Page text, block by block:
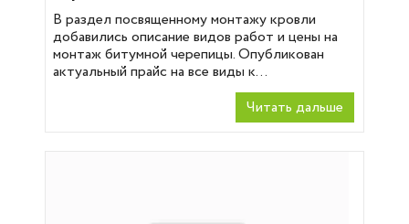
В раздел посвященному монтажу кровли
добавились описание видов работ и цены на
монтаж битумной черепицы. Опубликован
актуальный прайс на все виды к...
Читать дальше